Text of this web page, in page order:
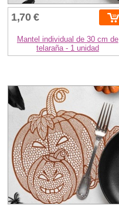
1,70 €
Mantel individual de 30 cm de
telaraña - 1 unidad